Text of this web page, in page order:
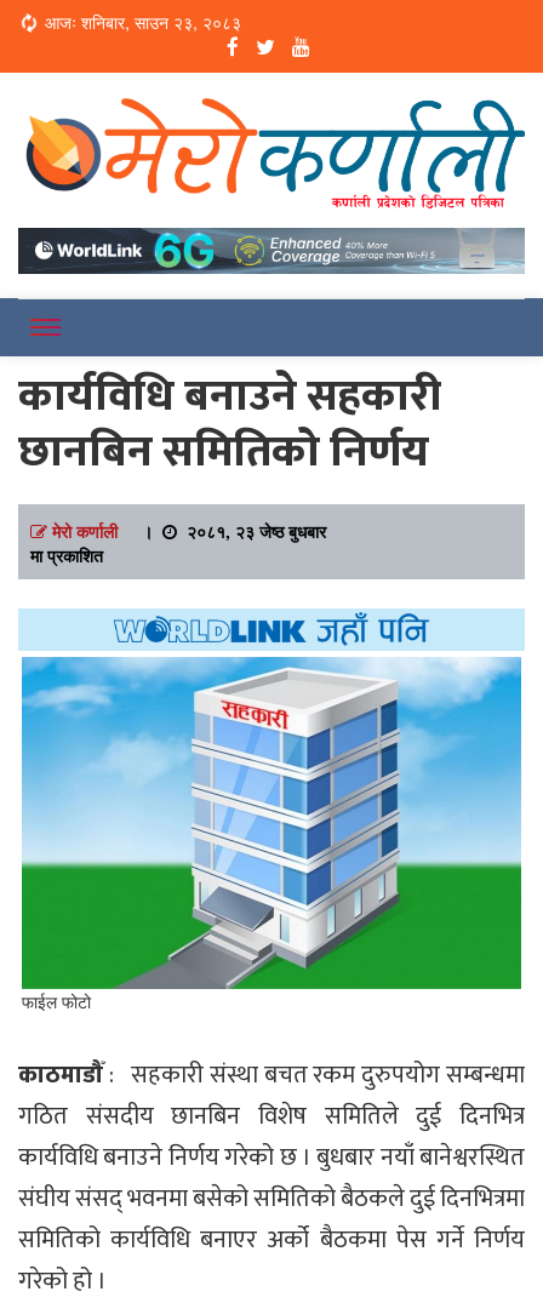
Loading...
आजः शनिबार, साउन २३, २०८३
Merokarnali
कार्यविधि बनाउने सहकारी
छानबिन समितिको निर्णय
मेरो कर्णाली।
२०८१, २३ जेष्ठ बुधबार
मा प्रकाशित
फाईल फोटो
काठमाडौँ: सहकारी संस्था बचत रकम दुरुपयोग सम्बन्धमा
गठित संसदीय छानबिन विशेष समितिले दुई दिनभित्र
कार्यविधि बनाउने निर्णय गरेको छ । बुधबार नयाँ बानेश्वरस्थित
संघीय संसद् भवनमा बसेको समितिको बैठकले दुई दिनभित्रमा
समितिको कार्यविधि बनाएर अर्को बैठकमा पेस गर्ने निर्णय
गरेको हो ।